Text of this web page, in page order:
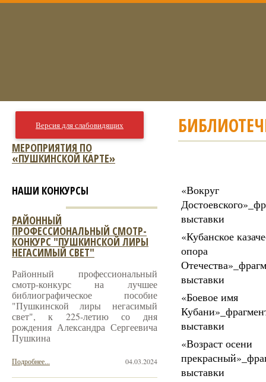
«Вокруг
выставки
«Кубанское
опора
выставки
«Боевое имя
выставки
«Возраст осени
выставки
Версия для слабовидящих
МЕРОПРИЯТИЯ ПО
«ПУШКИНСКОЙ КАРТЕ»
НАШИ КОНКУРСЫ
РАЙОННЫЙ
ПРОФЕССИОНАЛЬНЫЙ СМОТР-
КОНКУРС "ПУШКИНСКОЙ ЛИРЫ
НЕГАСИМЫЙ СВЕТ"
Районный профессиональный
смотр-конкурс на лучшее
библиографическое пособие
"Пушкинской лиры негасимый
свет", к 225-летию со дня
рождения Александра Сергеевича
Пушкина
04.03.2024
Подробнее...